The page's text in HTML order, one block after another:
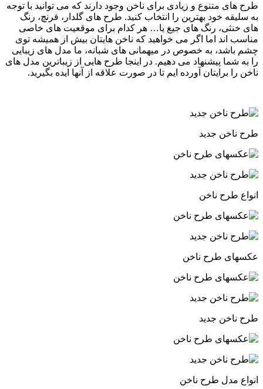
طرح های متنوع و زیادی برای ناخن وجود دارند که می توانید با توجه
به سلیقه خود بهترین را انتخاب کنید. طرح های گلدار، فرنچ، رنگ
های خنثی، رنگ های جیغ یا… هر کدام برای موقعیت های خاصی
مناسب اند اما اگر می خواهید که ناخن هایتان بیش از همیشه توی
چشم باشد، به خصوص در میهمانی های شبانه، ما مدل های زیبایی
را به شما پیشنهاد می دهیم. در اینجا طرح هایی از زیباترین مدل های
ناخن را برایتان آورده ایم تا در صورت علاقه از آنها ایده بگیرید.
طرح ناخن جدید‎
انواع طرح ناخن
عکسهای طرح ناخن‎
طرح ناخن جدید‎
انواع مدل طرح ناخن‎